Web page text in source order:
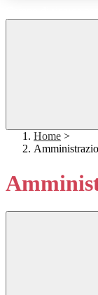
Home >